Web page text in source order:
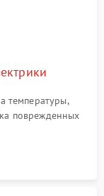
температуры,
поврежденных
и контактов.